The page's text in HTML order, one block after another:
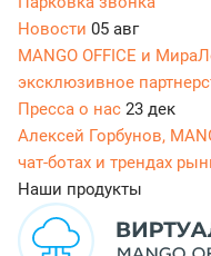
Новости 05 авг
MANGO OFFICE и
эксклюзивное
Пресса о нас 23 дек
Алексей Горбунов,
чат-ботах и трендах
Наши продукты